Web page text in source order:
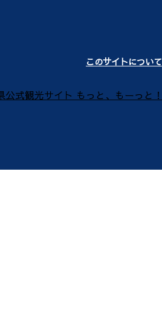
このサイトについて